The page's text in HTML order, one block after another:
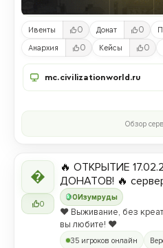
Ивенты 0 Донат 0
Анархия 0 Кейсы 0
mc.civilizationworld.ru
Обзор

0
0Изумруды
🔥 ОТКРЫТИЕ
ДОНАТОВ! 🔥
❤️ Выживание, без
вы любите! ❤️
35 игроков онлайн